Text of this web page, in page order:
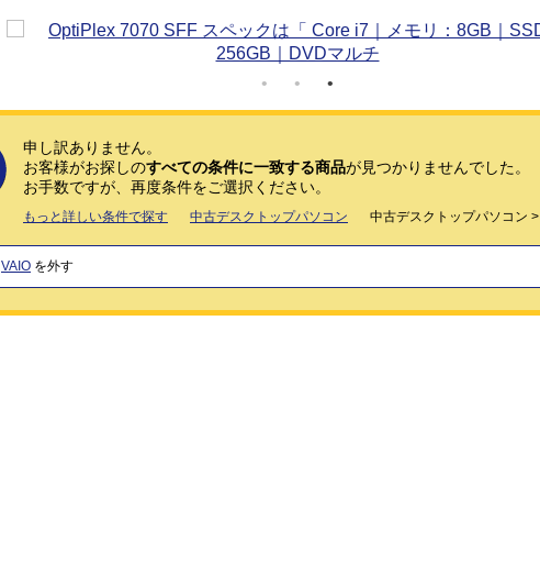
申し訳ありません。
お客様がお探しのすべての条件に一致する商品が見つかりませんでした。
お手数ですが、再度条件をご選択ください。
もっと詳しい条件で探す 中古デスクトップパソコン 中古デスクトップパソコン >
VAIO を外す